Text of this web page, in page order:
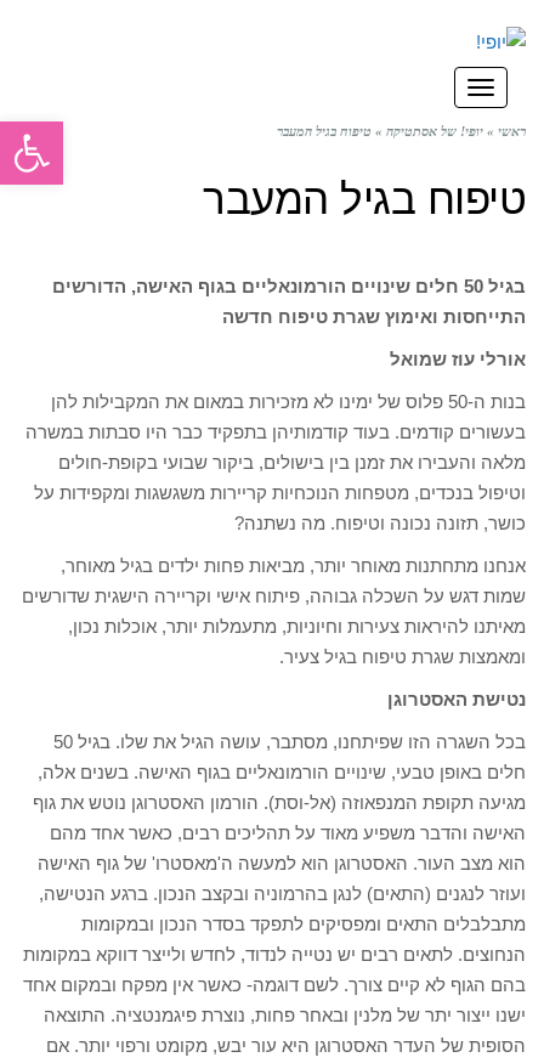
תפריט
ראשי » יופי! של אסתטיקה » טיפוח בגיל המעבר
טיפוח בגיל המעבר
בגיל 50 חלים שינויים הורמונאליים בגוף האישה, הדורשים
התייחסות ואימוץ שגרת טיפוח חדשה
אורלי עוז שמואל
בנות ה-50 פלוס של ימינו לא מזכירות במאום את המקבילות להן
בעשורים קודמים. בעוד קודמותיהן בתפקיד כבר היו סבתות במשרה
מלאה והעבירו את זמנן בין בישולים, ביקור שבועי בקופת-חולים
וטיפול בנכדים, מטפחות הנוכחיות קריירות משגשגות ומקפידות על
כושר, תזונה נכונה וטיפוח. מה נשתנה?
אנחנו מתחתנות מאוחר יותר, מביאות פחות ילדים בגיל מאוחר,
שמות דגש על השכלה גבוהה, פיתוח אישי וקריירה הישגית שדורשים
מאיתנו להיראות צעירות וחיוניות, מתעמלות יותר, אוכלות נכון,
ומאמצות שגרת טיפוח בגיל צעיר.
נטישת האסטרוגן
בכל השגרה הזו שפיתחנו, מסתבר, עושה הגיל את שלו. בגיל 50
חלים באופן טבעי, שינויים הורמונאליים בגוף האישה. בשנים אלה,
מגיעה תקופת המנפאוזה (אל-וסת). הורמון האסטרוגן נוטש את גוף
האישה והדבר משפיע מאוד על תהליכים רבים, כאשר אחד מהם
הוא מצב העור. האסטרוגן הוא למעשה ה'מאסטרו' של גוף האישה
ועוזר לנגנים (התאים) לנגן בהרמוניה ובקצב הנכון. ברגע הנטישה,
מתבלבלים התאים ומפסיקים לתפקד בסדר הנכון ובמקומות
הנחוצים. לתאים רבים יש נטייה לנדוד, לחדש ולייצר דווקא במקומות
בהם הגוף לא קיים צורך. לשם דוגמה- כאשר אין מפקח ובמקום אחד
ישנו ייצור יתר של מלנין ובאחר פחות, נוצרת פיגמנטציה. התוצאה
הסופית של העדר האסטרוגן היא עור יבש, מקומט ורפוי יותר. אם
פתח